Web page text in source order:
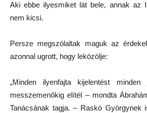
Aki ebbe ilyesmiket lát bele, annak az
nem kicsi.
Persze megszólaltak maguk az
azonnal ugrott, hogy leközölje:
„Minden ilyenfajta kijelentést minden
messzemenőkig elítél – mondta
Tanácsának tagja. – Raskó Györgynek